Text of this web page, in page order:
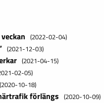
(2022-02-04)
(2021-12-03)
(2021-04-15)
02-05)
(2020-10-18)
förlängs (2020-10-09)